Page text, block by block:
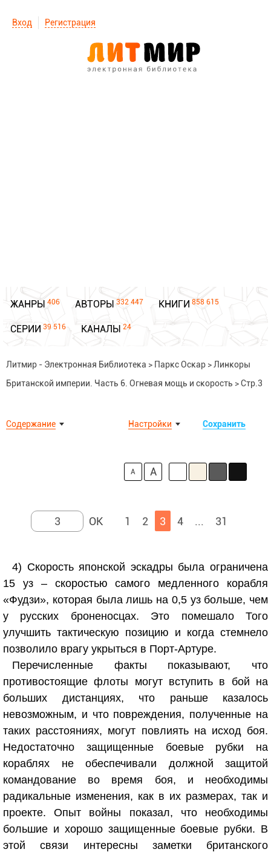
Вход Регистрация
ЖАНРЫ 406 АВТОРЫ 332 447 КНИГИ 858 615
СЕРИИ 39 516 КАНАЛЫ 24
Литмир - Электронная Библиотека > Паркс Оскар > Линкоры
Британской империи. Часть 6. Огневая мощь и скорость >Стр.3
Содержание Сохранить
Настройки
A A
1 2 3 4 ... 31
4) Скорость японской эскадры была ограничена
15 уз – скоростью самого медленного корабля
«Фудзи», которая была лишь на 0,5 уз больше, чем
у русских броненосцах. Это помешало Того
улучшить тактическую позицию и когда стемнело
позволило врагу укрыться в Порт-Артуре.
Перечисленные факты показывают, что
противостоящие флоты могут вступить в бой на
больших дистанциях, что раньше казалось
невозможным, и что повреждения, полученные на
таких расстояниях, могут повлиять на исход боя.
Недостаточно защищенные боевые рубки на
кораблях не обеспечивали должной защитой
командование во время боя, и необходимы
радикальные изменения, как в их размерах, так и
проекте. Опыт войны показал, что необходимы
большие и хорошо защищенные боевые рубки. В
этой связи интересны заметки британского